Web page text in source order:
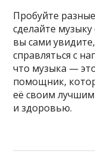
Пробуйте
сделайте
вы сами
справляться с
что музыка —
помощник,
её своим
и здоровью.